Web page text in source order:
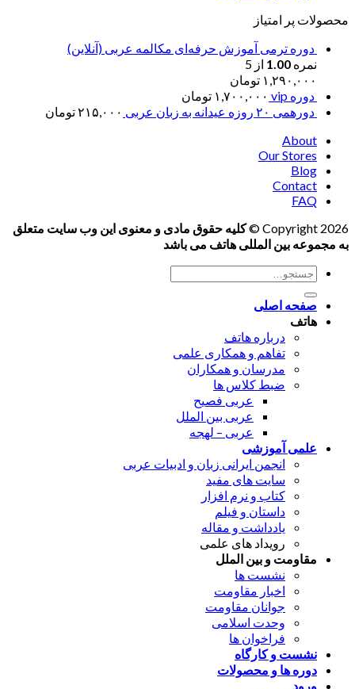
محصولات پر امتیاز
دوره ترمی آموزش حرفه‌ای مکالمه عربی (آنلاین)
نمره 1.00 از 5
۱,۲۹۰,۰۰۰ تومان
دوره vip
۱,۷۰۰,۰۰۰ تومان
دورهمی ۲۰ روزه عیدانه به زبان عربی
۲۱۵,۰۰۰تومان
About
Our Stores
Blog
Contact
FAQ
Copyright 2026 ©
کلیه حقوق مادی و معنوی این وب سایت متعلق
به مجموعه بین المللی هاتف می باشد
جستجو
صفحه اصلی
هاتف
درباره هاتف
تفاهم و همکاری علمی
مدرسان و همکاران
ضبط کلاس ها
عربی فصیح
عربی بین الملل
عربی – لهجه
علمی آموزشی
انجمن ایرانی زبان و ادبیات عربی
سایت های مفید
کتاب و نرم افزار
داستان و فیلم
یادداشت و مقاله
رویداد های علمی
مقاومت و بین الملل
نشست ها
اخبار مقاومت
جوانان مقاومت
وحدت اسلامی
فراخوان ها
نشست و کارگاه
دوره ها و محصولات
ورود